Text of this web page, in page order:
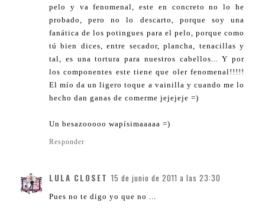
pelo y va fenomenal, este en concreto no lo he
probado, pero no lo descarto, porque soy una
fanática de los potingues para el pelo, porque como
tú bien dices, entre secador, plancha, tenacillas y
tal, es una tortura para nuestros cabellos... Y por
los componentes este tiene que oler fenomenal!!!!!
El mío da un ligero toque a vainilla y cuando me lo
hecho dan ganas de comerme jejejeje =)
Un besazooooo wapísimaaaaa =)
Responder
LULA CLOSET 15 de junio de 2011 a las 23:30
Pues no te digo yo que no ...